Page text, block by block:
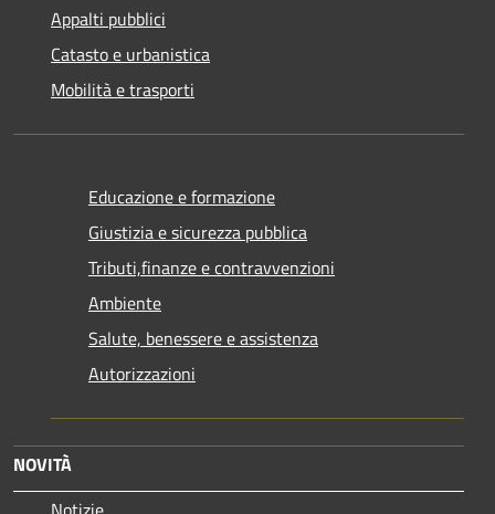
Appalti pubblici
Catasto e urbanistica
Mobilità e trasporti
Educazione e formazione
Giustizia e sicurezza pubblica
Tributi,finanze e contravvenzioni
Ambiente
Salute, benessere e assistenza
Autorizzazioni
NOVITÀ